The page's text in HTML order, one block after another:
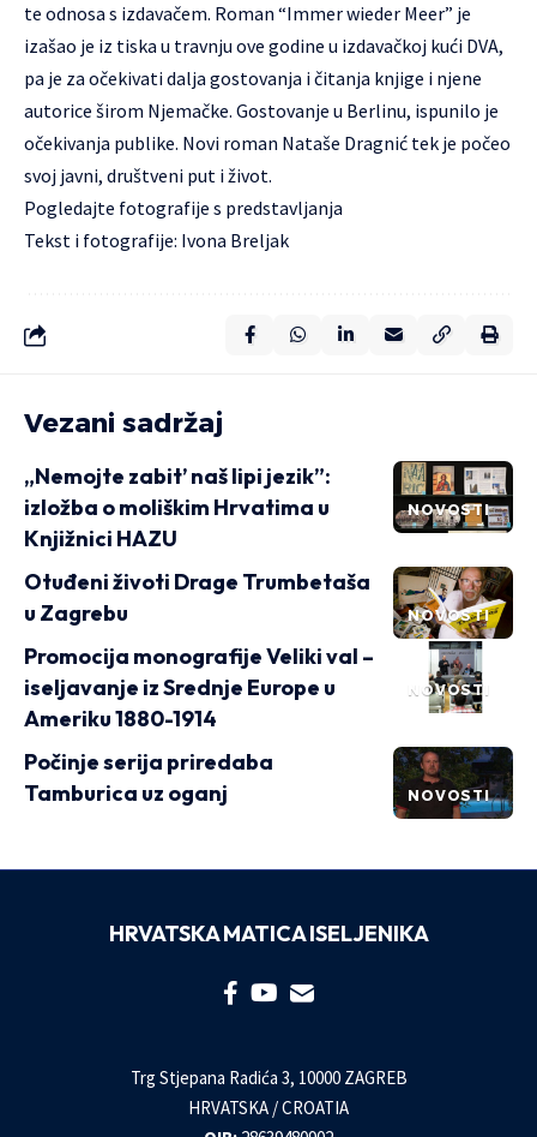
te odnosa s izdavačem. Roman “Immer wieder Meer” je
izašao je iz tiska u travnju ove godine u izdavačkoj kući DVA,
pa je za očekivati dalja gostovanja i čitanja knjige i njene
autorice širom Njemačke. Gostovanje u Berlinu, ispunilo je
očekivanja publike. Novi roman Nataše Dragnić tek je počeo
svoj javni, društveni put i život.
Pogledajte fotografije s predstavljanja
Tekst i fotografije: Ivona Breljak
Vezani sadržaj
NOVOSTI
„Nemojte zabit’ naš lipi jezik”:
izložba o moliškim Hrvatima u
Knjižnici HAZU
NOVOSTI
Otuđeni životi Drage Trumbetaša
u Zagrebu
NOVOSTI
Promocija monografije Veliki val –
iseljavanje iz Srednje Europe u
Ameriku 1880-1914
NOVOSTI
Počinje serija priredaba
Tamburica uz oganj
HRVATSKA MATICA ISELJENIKA
Trg Stjepana Radića 3, 10000 ZAGREB
HRVATSKA / CROATIA